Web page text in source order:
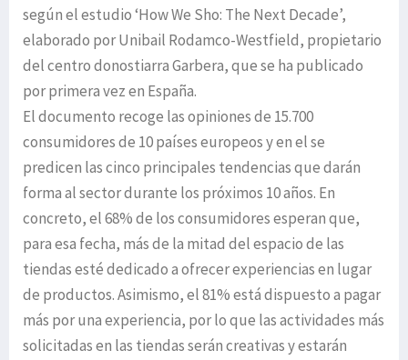
según el estudio ‘How We Sho: The Next Decade’,
elaborado por Unibail Rodamco-Westfield, propietario
del centro donostiarra Garbera, que se ha publicado
por primera vez en España.
El documento recoge las opiniones de 15.700
consumidores de 10 países europeos y en el se
predicen las cinco principales tendencias que darán
forma al sector durante los próximos 10 años. En
concreto, el 68% de los consumidores esperan que,
para esa fecha, más de la mitad del espacio de las
tiendas esté dedicado a ofrecer experiencias en lugar
de productos. Asimismo, el 81% está dispuesto a pagar
más por una experiencia, por lo que las actividades más
solicitadas en las tiendas serán creativas y estarán